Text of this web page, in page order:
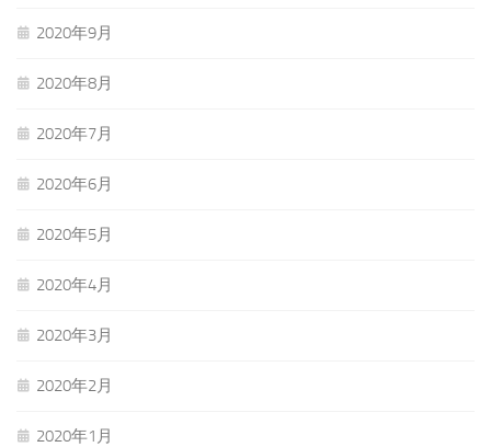
2020年9月
2020年8月
2020年7月
2020年6月
2020年5月
2020年4月
2020年3月
2020年2月
2020年1月